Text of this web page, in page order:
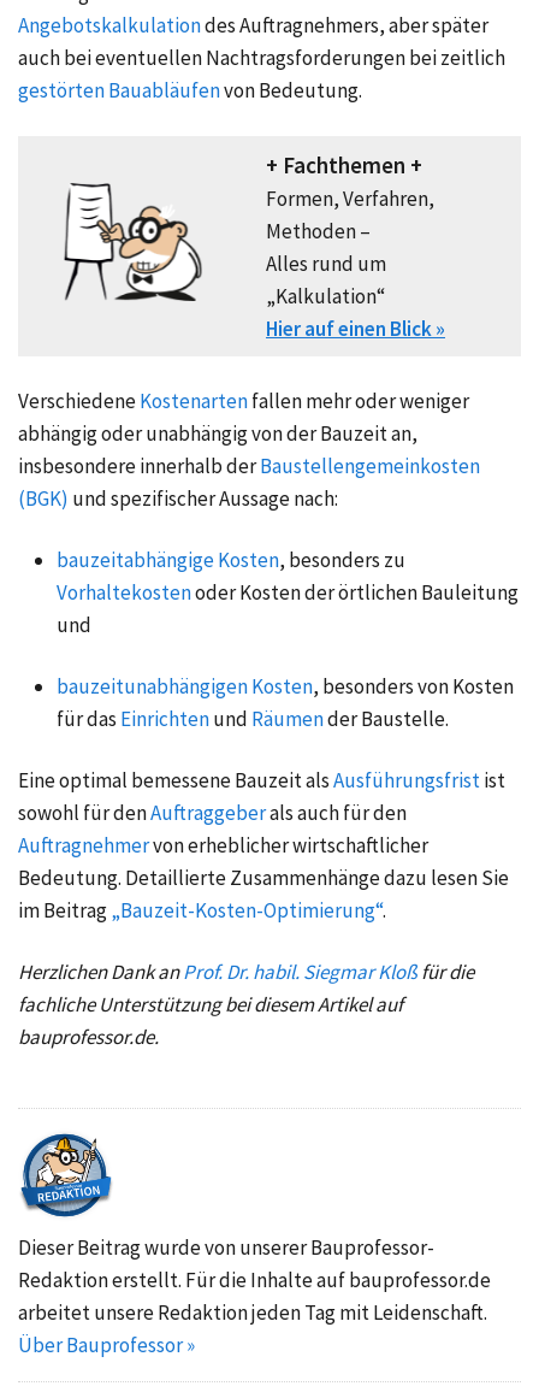
Angebotskalkulationdes Auftragnehmers, aber später
auch bei eventuellen Nachtragsforderungen bei zeitlich
gestörten Bauabläufenvon Bedeutung.
+ Fachthemen +
Formen, Verfahren,
Methoden –
Alles rund um
„Kalkulation“
Hier auf einen Blick »
VerschiedeneKostenartenfallen mehr oder weniger
abhängig oder unabhängig von der Bauzeit an,
insbesondere innerhalb derBaustellengemeinkosten
(BGK) und spezifischer Aussage nach:
bauzeitabhängige Kosten, besonders zu
Vorhaltekostenoder Kosten der örtlichen Bauleitung
und
bauzeitunabhängigen Kosten, besonders von Kosten
für das Einrichtenund Räumender Baustelle.
Eine optimal bemessene Bauzeit alsAusführungsfristist
sowohl für denAuftraggeberals auch für den
Auftragnehmervon erheblicher wirtschaftlicher
Bedeutung. Detaillierte Zusammenhänge dazu lesen Sie
im Beitrag„Bauzeit-Kosten-Optimierung“.
Herzlichen Dank anProf. Dr. habil. Siegmar Kloßfür die
fachliche Unterstützung bei diesem Artikel auf
bauprofessor.de.
Dieser Beitrag wurde von unserer Bauprofessor-
Redaktion erstellt. Für die Inhalte auf bauprofessor.de
arbeitet unsere Redaktion jeden Tag mit Leidenschaft.
Über Bauprofessor »